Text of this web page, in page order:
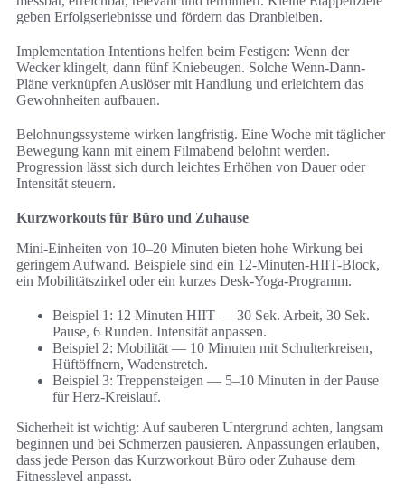
geben Erfolgserlebnisse und fördern das Dranbleiben.
Implementation Intentions helfen beim Festigen: Wenn der
Wecker klingelt, dann fünf Kniebeugen. Solche Wenn-Dann-
Pläne verknüpfen Auslöser mit Handlung und erleichtern das
Gewohnheiten aufbauen.
Belohnungssysteme wirken langfristig. Eine Woche mit täglicher
Bewegung kann mit einem Filmabend belohnt werden.
Progression lässt sich durch leichtes Erhöhen von Dauer oder
Intensität steuern.
Kurzworkouts für Büro und Zuhause
Mini-Einheiten von 10–20 Minuten bieten hohe Wirkung bei
geringem Aufwand. Beispiele sind ein 12-Minuten-HIIT-Block,
ein Mobilitätszirkel oder ein kurzes Desk-Yoga-Programm.
Beispiel 1: 12 Minuten HIIT — 30 Sek. Arbeit, 30 Sek.
Pause, 6 Runden. Intensität anpassen.
Beispiel 2: Mobilität — 10 Minuten mit Schulterkreisen,
Hüftöffnern, Wadenstretch.
Beispiel 3: Treppensteigen — 5–10 Minuten in der Pause
für Herz-Kreislauf.
Sicherheit ist wichtig: Auf sauberen Untergrund achten, langsam
beginnen und bei Schmerzen pausieren. Anpassungen erlauben,
dass jede Person das Kurzworkout Büro oder Zuhause dem
Fitnesslevel anpasst.